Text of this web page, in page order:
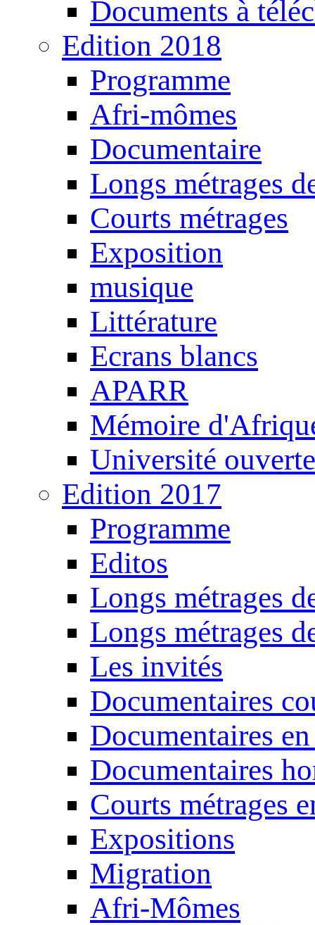
Documents à
Edition 2018
Programme
Afri-mômes
Documentaire
Longs métrages
Courts métrages
Exposition
musique
Littérature
Ecrans blancs
APARR
Mémoire
Université ouverte
Edition 2017
Programme
Editos
Longs métrages
Longs métrages
Les invités
Documentaires
Documentaires
Documentaires
Courts métrages
Expositions
Migration
Afri-Mômes